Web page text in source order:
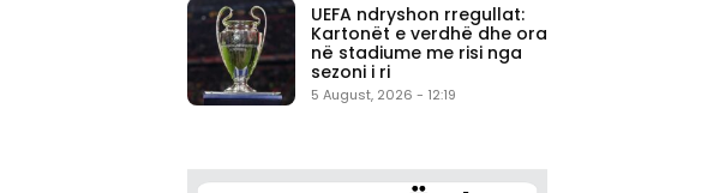
UEFA ndryshon rregullat:
Kartonët e verdhë dhe ora
në stadiume me risi nga
sezoni i ri
5 August, 2026 - 12:19